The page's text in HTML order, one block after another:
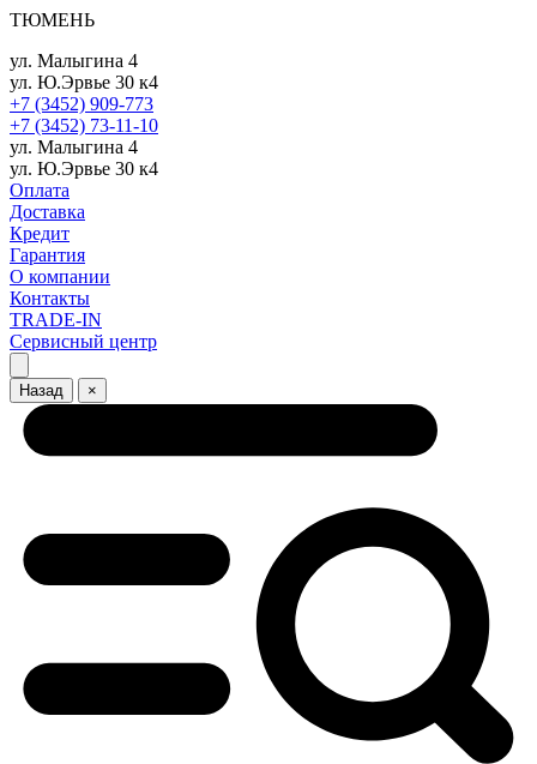
ТЮМЕНЬ
ул. Малыгина 4
ул. Ю.Эрвье 30 к4
+7 (3452) 909-773
+7 (3452) 73-11-10
ул. Малыгина 4
ул. Ю.Эрвье 30 к4
Оплата
Доставка
Кредит
Гарантия
О компании
Контакты
TRADE-IN
Сервисный центр
Назад ×